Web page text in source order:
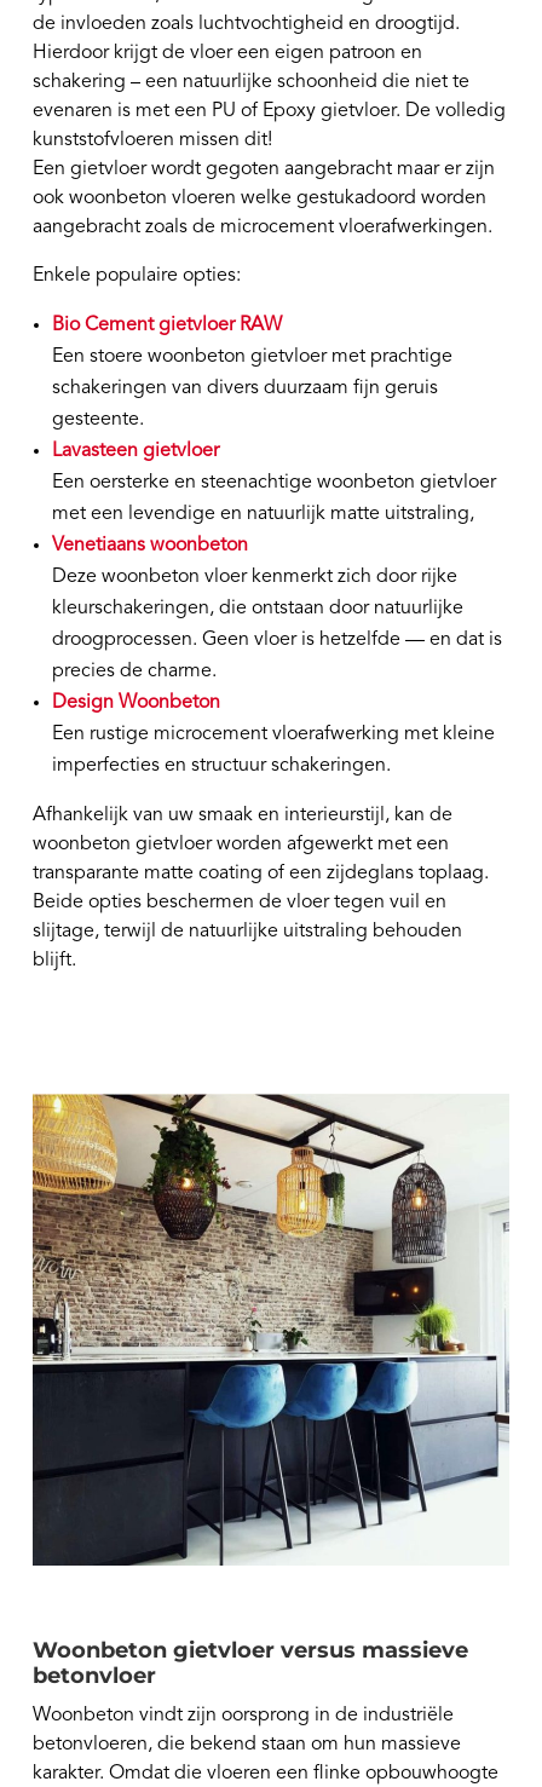
de invloeden zoals luchtvochtigheid en droogtijd.
Hierdoor krijgt de vloer een eigen patroon en
schakering – een natuurlijke schoonheid die niet te
evenaren is met een PU of Epoxy gietvloer. De volledig
kunststofvloeren missen dit!
Een gietvloer wordt gegoten aangebracht maar er zijn
ook woonbeton vloeren welke gestukadoord worden
aangebracht zoals de microcement vloerafwerkingen.
Enkele populaire opties:
Bio Cement gietvloer RAW
Een stoere woonbeton gietvloer met prachtige
schakeringen van divers duurzaam fijn geruis
gesteente.
Lavasteen gietvloer
Een oersterke en steenachtige woonbeton gietvloer
met een levendige en natuurlijk matte uitstraling,
Venetiaans woonbeton
Deze woonbeton vloer kenmerkt zich door rijke
kleurschakeringen, die ontstaan door natuurlijke
droogprocessen. Geen vloer is hetzelfde — en dat is
precies de charme.
Design Woonbeton
Een rustige microcement vloerafwerking met kleine
imperfecties en structuur schakeringen.
Afhankelijk van uw smaak en interieurstijl, kan de
woonbeton gietvloer worden afgewerkt met een
transparante matte coating of een zijdeglans toplaag.
Beide opties beschermen de vloer tegen vuil en
slijtage, terwijl de natuurlijke uitstraling behouden
blijft.
Woonbeton gietvloer versus massieve
betonvloer
Woonbeton vindt zijn oorsprong in de industriële
betonvloeren, die bekend staan om hun massieve
karakter. Omdat die vloeren een flinke opbouwhoogte